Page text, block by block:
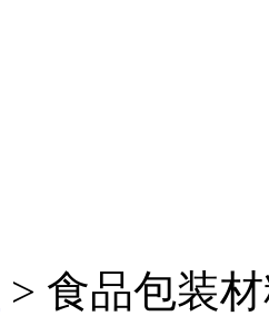
> 食品包装